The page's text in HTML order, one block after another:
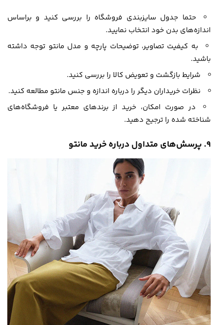
حتما جدول سایزبندی فروشگاه را بررسی کنید و براساس
اندازه‌های بدن خود انتخاب نمایید.
به کیفیت تصاویر، توضیحات پارچه و مدل مانتو توجه داشته
باشید.
شرایط بازگشت و تعویض کالا را بررسی کنید.
نظرات خریداران دیگر را درباره اندازه و جنس مانتو مطالعه کنید.
در صورت امکان، خرید از برندهای معتبر یا فروشگاه‌های
شناخته شده را ترجیح دهید.
۹. پرسش‌های متداول درباره خرید مانتو